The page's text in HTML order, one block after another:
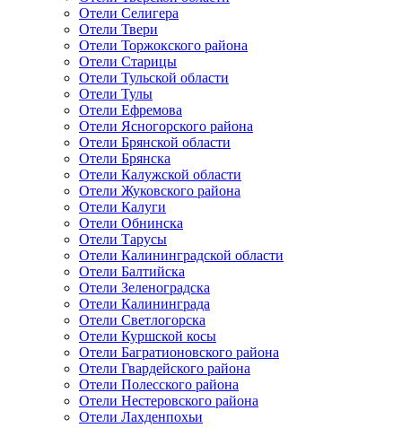
Отели Селигера
Отели Твери
Отели Торжокского района
Отели Старицы
Отели Тульской области
Отели Тулы
Отели Ефремова
Отели Ясногорского района
Отели Брянской области
Отели Брянска
Отели Калужской области
Отели Жуковского района
Отели Калуги
Отели Обнинска
Отели Тарусы
Отели Калининградской области
Отели Балтийска
Отели Зеленоградска
Отели Калининграда
Отели Светлогорска
Отели Куршской косы
Отели Багратионовского района
Отели Гвардейского района
Отели Полесского района
Отели Нестеровского района
Отели Лахденпохьи